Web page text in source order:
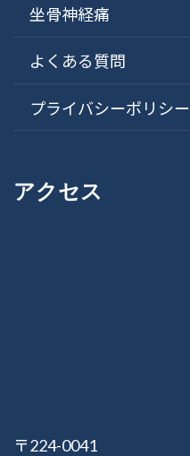
坐骨神経痛
よくある質問
プライバシーポリシー
アクセス
〒224-0041